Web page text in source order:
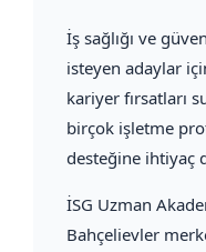
İş sağlığı ve
isteyen adaylar
kariyer fırsatları
birçok işletme
desteğine ihtiyaç
İSG Uzman
Bahçelievler